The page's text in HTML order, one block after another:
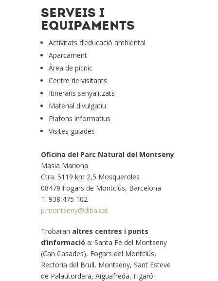
SERVEIS I
EQUIPAMENTS
Activitats d’educació ambiental
Aparcament
Àrea de pícnic
Centre de visitants
Itineraris senyalitzats
Material divulgatiu
Plafons informatius
Visites guiades
Oficina del Parc Natural del Montseny
Masia Mariona
Ctra. 5119 km 2,5 Mosqueroles
08479 Fogars de Montclús, Barcelona
T. 938 475 102
p.montseny@diba.cat
Trobaran altres centres i punts
d’informació a: Santa Fe del Montseny
(Can Casades), Fogars del Montclús,
Rectoria del Brull, Montseny, Sant Esteve
de Palautordera, Aiguafreda, Figaró-